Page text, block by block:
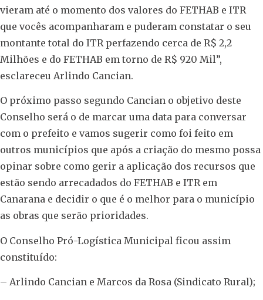
vieram até o momento dos valores do FETHAB e ITR
que vocês acompanharam e puderam constatar o seu
montante total do ITR perfazendo cerca de R$ 2,2
Milhões e do FETHAB em torno de R$ 920 Mil”,
esclareceu Arlindo Cancian.
O próximo passo segundo Cancian o objetivo deste
Conselho será o de marcar uma data para conversar
com o prefeito e vamos sugerir como foi feito em
outros municípios que após a criação do mesmo possa
opinar sobre como gerir a aplicação dos recursos que
estão sendo arrecadados do FETHAB e ITR em
Canarana e decidir o que é o melhor para o município
as obras que serão prioridades.
O Conselho Pró-Logística Municipal ficou assim
constituído:
– Arlindo Cancian e Marcos da Rosa (Sindicato Rural);